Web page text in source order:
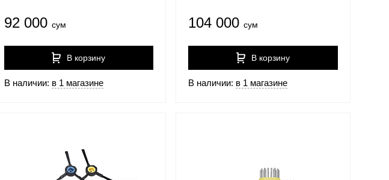
92 000 сум
В корзину
В наличии: в 1 магазине
104 000сум
В корзину
В наличии: в 1 магазине